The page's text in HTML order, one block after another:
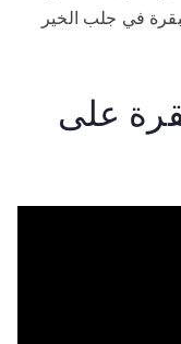
في جلب الخير
على